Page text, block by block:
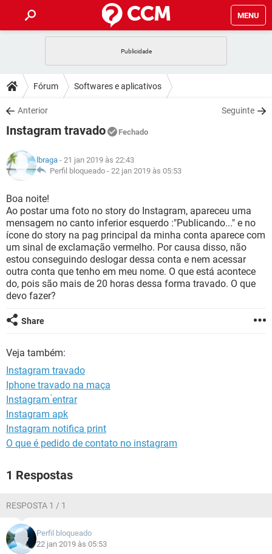
MENU
CELULAR FACEBOOK
OUTLOOK
INSTAGRAM GMAIL
GUIA DE COMPRAS
DICAS
JOGOS WHATSAPP
INSTAGRAM
GUIA DE COMPRAS
DOWNLOADS
JOGOS WHATSAPP
CELULAR
OUTLOOK EXCEL
INSTAGRAM
GUIA DE COMPRAS
FÓRUM
JOGOS
CELULAR
OUTLOOK
INSTAGRAM GMAIL
GUIA DE COMPRAS
GLOSSÁRIO
CELULAR FACEBOOK
OUTLOOK EXCEL
INSTAGRAM
GUIA DE COMPRAS
Fórum Softwares e aplicativos
Anterior Seguinte
Instagram travado Fechado
lbraga - 21 jan 2019 às 22:43
Perfil bloqueado - 22 jan 2019 às 05:53
Boa noite!
Ao postar uma foto no story do Instagram, apareceu uma
mensagem no canto inferior esquerdo :"Publicando..." e no
ícone do story na pag principal da minha conta aparece com
um sinal de exclamação vermelho. Por causa disso, não
estou conseguindo deslogar dessa conta e nem acessar
outra conta que tenho em meu nome. O que está acontece
do, pois são mais de 20 horas dessa forma travado. O que
devo fazer?
Share
Veja também:
Instagram travado
Iphone travado na maça
Instagram ́entrar
Instagram apk
Instagram notifica print
O que é pedido de contato no instagram
1 Respostas
RESPOSTA 1 / 1
Perfil bloqueado
22 jan 2019 às 05:53